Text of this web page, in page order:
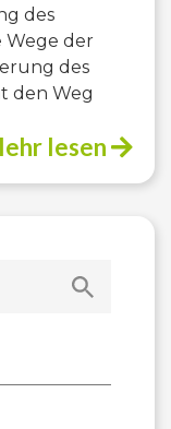
des
Wege der
des
den Weg
lesen